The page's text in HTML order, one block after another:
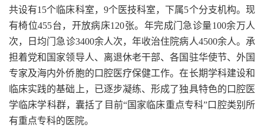
共设有15个临床科室，9个医技科室，下属5个分支机构。现
有椅位455台，开放病床120张。年完成门急诊量100余万人
次，日均门急诊3400余人次，年收治住院病人4500余人。承
担着党和国家领导人、离退休老干部、各国驻华使节、外国
专家及海内外侨胞的口腔医疗保健工作。在长期学科建设和
临床实践的基础上，已逐步凝练、形成了独具特色的口腔医
学临床学科群，囊括了目前“国家临床重点专科”口腔类别所
有重点专科的医院。